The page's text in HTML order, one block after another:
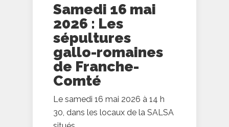
Samedi 16 mai
2026 : Les
sépultures
gallo-romaines
de Franche-
Comté
Le samedi 16 mai 2026 à 14 h
30, dans les locaux de la SALSA